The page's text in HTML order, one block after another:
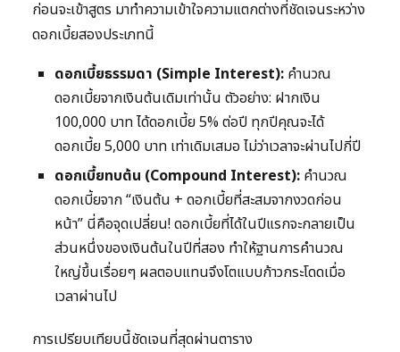
ก่อนจะเข้าสูตร มาทำความเข้าใจความแตกต่างที่ชัดเจนระหว่าง
ดอกเบี้ยสองประเภทนี้
ดอกเบี้ยธรรมดา (Simple Interest): คำนวณ
ดอกเบี้ยจากเงินต้นเดิมเท่านั้น ตัวอย่าง: ฝากเงิน
100,000 บาท ได้ดอกเบี้ย 5% ต่อปี ทุกปีคุณจะได้
ดอกเบี้ย 5,000 บาท เท่าเดิมเสมอ ไม่ว่าเวลาจะผ่านไปกี่ปี
ดอกเบี้ยทบต้น (Compound Interest): คำนวณ
ดอกเบี้ยจาก “เงินต้น + ดอกเบี้ยที่สะสมจากงวดก่อน
หน้า” นี่คือจุดเปลี่ยน! ดอกเบี้ยที่ได้ในปีแรกจะกลายเป็น
ส่วนหนึ่งของเงินต้นในปีที่สอง ทำให้ฐานการคำนวณ
ใหญ่ขึ้นเรื่อยๆ ผลตอบแทนจึงโตแบบก้าวกระโดดเมื่อ
เวลาผ่านไป
การเปรียบเทียบนี้ชัดเจนที่สุดผ่านตาราง